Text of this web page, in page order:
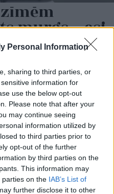
Personal Information
sharing to third parties, or
information for
use the below opt-out
Please note that after your
may continue seeing
information utilized by
to third parties prior to
opt-out of the further
by third parties on the
This information may
parties on the IAB’s List of
further disclose it to other
murgs – esi
Pircēji pie cenu zīmes
kasa galvu –
matemātika uz brīdi
laikam pārstājusi